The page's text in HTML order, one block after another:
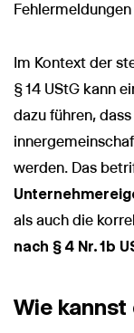
Im Kontext der
§ 14 UStG kann
dazu führen,
werden. Das
als auch die
nach § 4 Nr. 1b
Wie kannst